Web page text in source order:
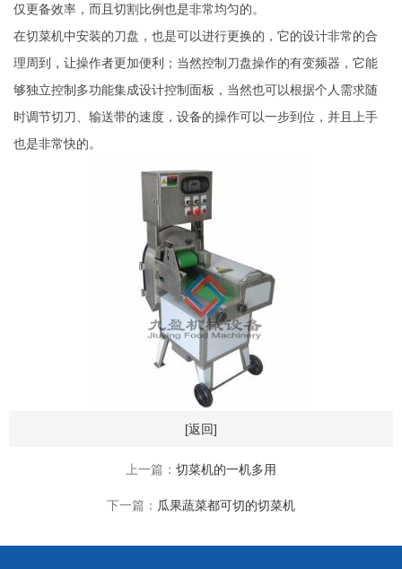
仅更备效率，而且切割比例也是非常均匀的。
在切菜机中安装的刀盘，也是可以进行更换的，它的设计非常的合
理周到，让操作者更加便利；当然控制刀盘操作的有变频器，它能
够独立控制多功能集成设计控制面板，当然也可以根据个人需求随
时调节切刀、输送带的速度，设备的操作可以一步到位，并且上手
也是非常快的。
[返回]
上一篇： 切菜机的一机多用
下一篇： 瓜果蔬菜都可切的切菜机